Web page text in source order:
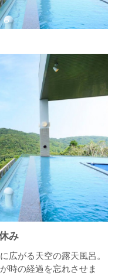
み
広がる天空の露天風呂。
時の経過を忘れさせま